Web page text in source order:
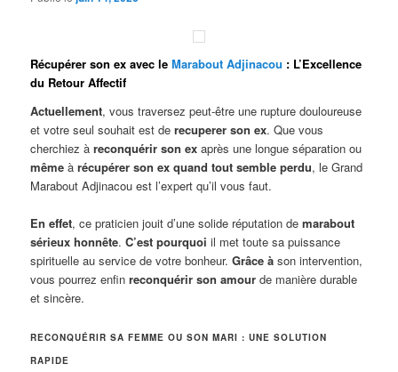
Récupérer son ex avec leMarabout Adjinacou : L’Excellence
du Retour Affectif
Actuellement, vous traversez peut-être une rupture douloureuse
et votre seul souhait est derecuperer son ex. Que vous
cherchiez àreconquérir son ex après une longue séparation ou
même àrécupérer son ex quand tout semble perdu, le Grand
Marabout Adjinacou est l’expert qu’il vous faut.
En effet, ce praticien jouit d’une solide réputation demarabout
sérieux honnête.C’est pourquoi il met toute sa puissance
spirituelle au service de votre bonheur.Grâce à son intervention,
vous pourrez enfinreconquérir son amour de manière durable
et sincère.
RECONQUÉRIR SA FEMME OU SON MARI : UNE SOLUTION
RAPIDE